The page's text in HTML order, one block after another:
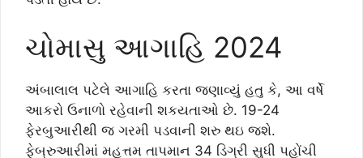
ચોમાસુ આગાહિ 2024
અંબાલાલ પટેલે આગાહિ કરતા જણાવ્યું હતુ કે, આ વર્ષે
આકરો ઉનાળો રહેવાની શકયતાઓ છે. 19-24
ફેરબુઆરીથી જ ગરમી પડવાની શરુ થઇ જશે.
ફેબ્રુઆરીમાં મહત્તમ તાપમાન 34 ડિગ્રી સુધી પહોંચી